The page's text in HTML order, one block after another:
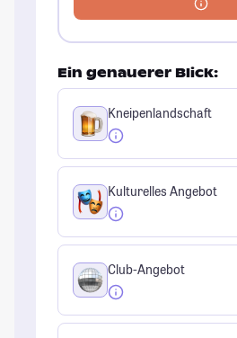
Ein genauerer Blick:
Kneipenlandschaft
Kulturelles Angebot
Club-Angebot